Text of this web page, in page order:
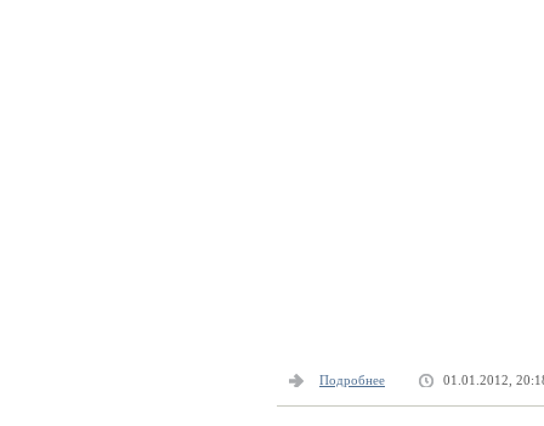
Подробнее 01.01.2012,